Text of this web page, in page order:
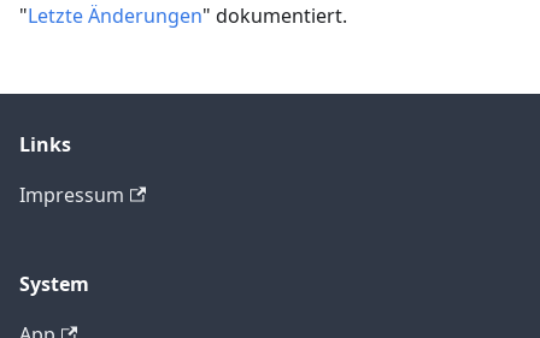
"Letzte Änderungen" dokumentiert.
Links
Impressum
System